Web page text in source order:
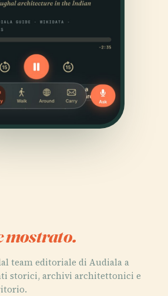
mostrato.
team editoriale di Audiala a
storici, archivi architettonici e